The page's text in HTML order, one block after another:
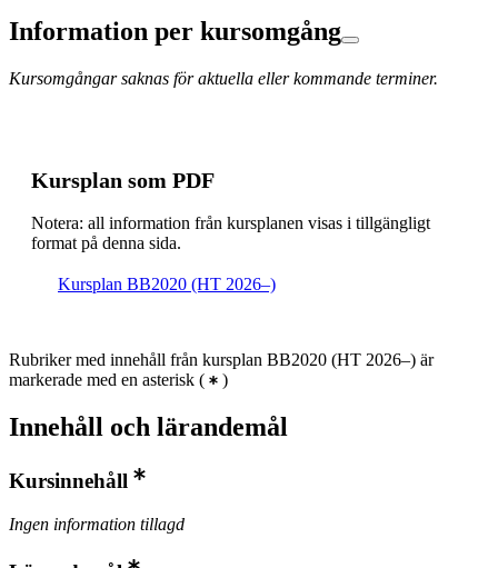
Information per kursomgång
Kursomgångar saknas för aktuella eller kommande terminer.
Kursplan som PDF
Notera: all information från kursplanen visas i tillgängligt
format på denna sida.
Kursplan BB2020 (HT 2026–)
Rubriker med innehåll från kursplan BB2020 (HT 2026–) är
markerade med en asterisk ( )
Innehåll och lärandemål
Kursinnehåll
Ingen information tillagd